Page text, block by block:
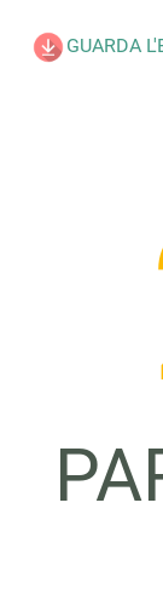
GUARDA